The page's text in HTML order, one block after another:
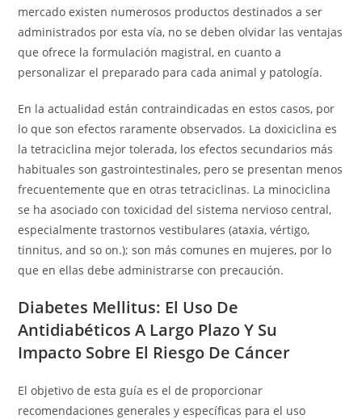
mercado existen numerosos productos destinados a ser
administrados por esta vía, no se deben olvidar las ventajas
que ofrece la formulación magistral, en cuanto a
personalizar el preparado para cada animal y patología.
En la actualidad están contraindicadas en estos casos, por
lo que son efectos raramente observados. La doxiciclina es
la tetraciclina mejor tolerada, los efectos secundarios más
habituales son gastrointestinales, pero se presentan menos
frecuentemente que en otras tetraciclinas. La minociclina
se ha asociado con toxicidad del sistema nervioso central,
especialmente trastornos vestibulares (ataxia, vértigo,
tinnitus, and so on.); son más comunes en mujeres, por lo
que en ellas debe administrarse con precaución.
Diabetes Mellitus: El Uso De
Antidiabéticos A Largo Plazo Y Su
Impacto Sobre El Riesgo De Cáncer
El objetivo de esta guía es el de proporcionar
recomendaciones generales y específicas para el uso